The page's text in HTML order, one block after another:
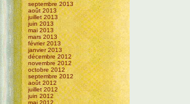
septembre 2013
août 2013
juillet 2013
juin 2013
mai 2013
mars 2013
février 2013
janvier 2013
décembre 2012
novembre 2012
octobre 2012
septembre 2012
août 2012
juillet 2012
juin 2012
mai 2012